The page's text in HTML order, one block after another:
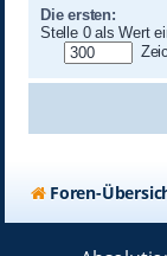
Die ersten:
Stelle 0 als Wert
Foren-